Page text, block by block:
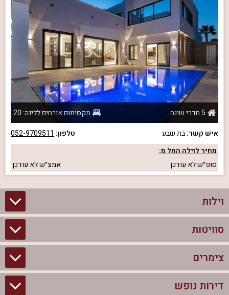
5 חדרי שינה
מקסימום אורחים ללינה: 20
איש קשר:בת שבע טלפון: 052-9709511
מחיר לוילה החל מ:
סופ״שלא עודכן אמצ״שלא עודכן
וילות
וילות בצפון
וילות להשכרה
סוויטות
סוויטות בצפון
צימרים לזוגות עם בריכה פרטית
צימרים
צימרים בצפון
דירות נופש